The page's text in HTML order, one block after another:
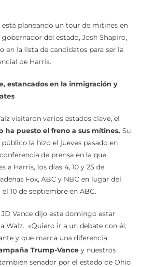
planeando un tour de mitines en
del estado, Josh Shapiro,
en la lista de candidatos para ser la
de Harris.
estancados en la inmigración y
visitaron varios estados clave, el
ha puesto el freno a sus mítines. Su
la hizo el jueves pasado en
de prensa en la que
a Harris, los días 4, 10 y 25 de
Fox, ABC y NBC en lugar del
10 de septiembre en ABC.
Vance dijo este domingo estar
Walz. «Quiero ir a un debate con él;
y que marca una diferencia
Trump-Vance y nuestros
senador por el estado de Ohio